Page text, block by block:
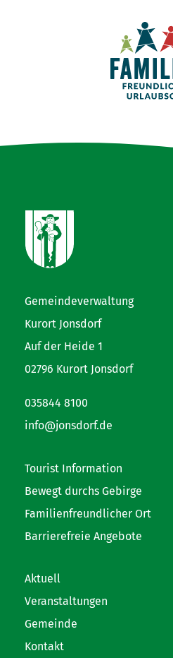
Gemeindeverwaltung
Kurort Jonsdorf
Auf der Heide 1
02796 Kurort Jonsdorf
035844 8100
info@jonsdorf.de
Tourist Information
Bewegt durchs Gebirge
Familienfreundlicher Ort
Barrierefreie Angebote
Aktuell
Veranstaltungen
Gemeinde
Kontakt